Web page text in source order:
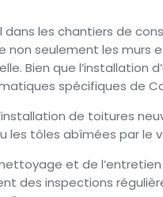
les chantiers de
seulement les murs
Bien que
spécifiques de
de toitures
tôles abîmées par le
et de
des inspections